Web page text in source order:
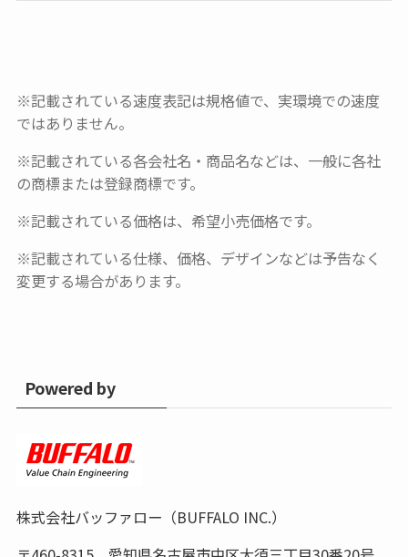
※記載されている速度表記は規格値で、実環境での速度
ではありません。
※記載されている各会社名・商品名などは、一般に各社
の商標または登録商標です。
※記載されている価格は、希望小売価格です。
※記載されている仕様、価格、デザインなどは予告なく
変更する場合があります。
Powered by
株式会社バッファロー（BUFFALO INC.）